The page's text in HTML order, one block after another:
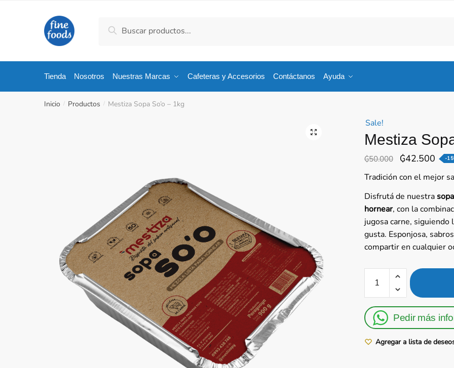
de:
Búsqueda
Tienda Nosotros Nuestras Marcas Cafeteras y Accesorios Contáctanos Ayuda
Inicio / Productos / Mestiza Sopa So’o – 1kg
🔍
Sale!
Mestiza
₲50.000
El
precio
era:
₲50.000.
₲42.500El
es:
-
Tradición con el mejor
Disfrutá de nuestra
hornear, con la
jugosa carne, siguiendo
gusta. Esponjosa,
compartir en cualquier
Sopa
So'o
-
1kg
cantidad
Pedir más
Agregar a lista de